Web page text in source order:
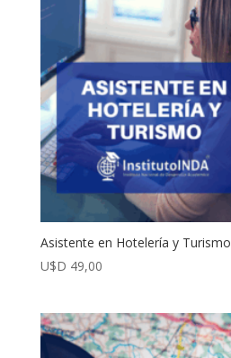
Asistente en Hotelería y Turismo
U$D 49,00